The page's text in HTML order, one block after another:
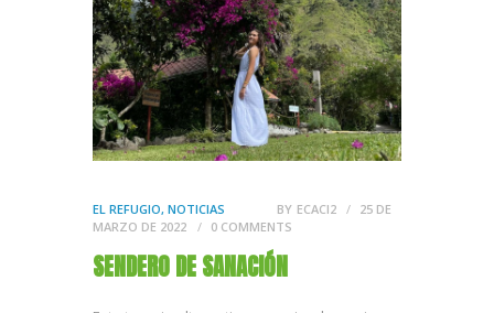
RESERVACIONES
CONTÁCTANOS
ENGLISH
EL REFUGIO, NOTICIAS BY ECACI2
25 DE
MARZO DE 2022
0 COMMENTS
SENDERO DE SANACIÓN